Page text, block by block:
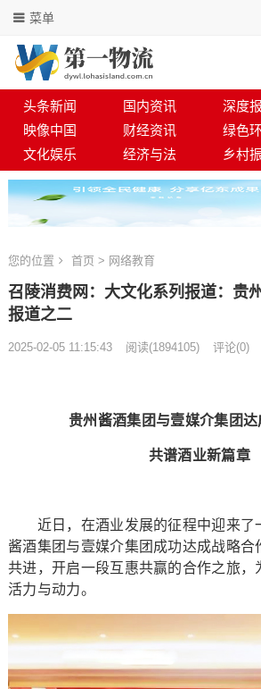
菜单
头条新闻 国内资讯 深度
映像中国
财经资讯 绿色
文化娱乐
经济与法 乡村
您的位置 首页 > 网络教育
召陵消费网：大文化系列报道：贵
报道之二
2025-02-05 11:15:43 阅读(1894105) 评论(0)
贵州酱酒集团与壹媒介集团
共谱酒业新篇章
近日，在酒业发展的征程中迎来了
酱酒集团与壹媒介集团成功达成战略合
共进，开启一段互惠共赢的合作之旅，
活力与动力。